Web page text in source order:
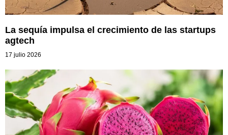
La sequía impulsa el crecimiento de las startups
agtech
17 julio 2026